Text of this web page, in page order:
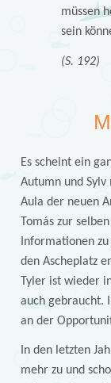
müssen
sein
(S. 192)
Es scheint ein
Autumn und
Aula der neuen
Tomás zur
Informationen
den Ascheplatz
Tyler ist wieder
auch gebraucht.
an der
In den letzten
mehr zu und